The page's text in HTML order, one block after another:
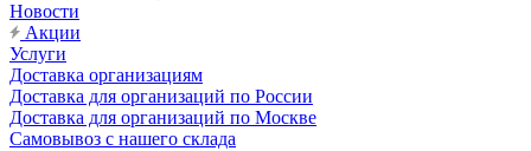
Новости
Акции
Услуги
Доставка организациям
Доставка для организаций по России
Доставка для организаций по Москве
Самовывоз с нашего склада